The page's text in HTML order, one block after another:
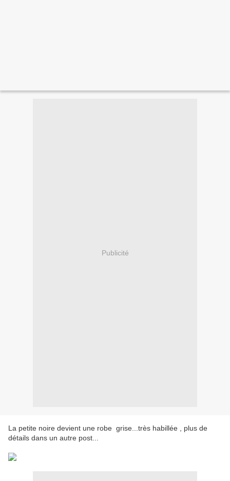
Publicité
La petite noire devient une robe grise...très habillée , plus de
détails dans un autre post...